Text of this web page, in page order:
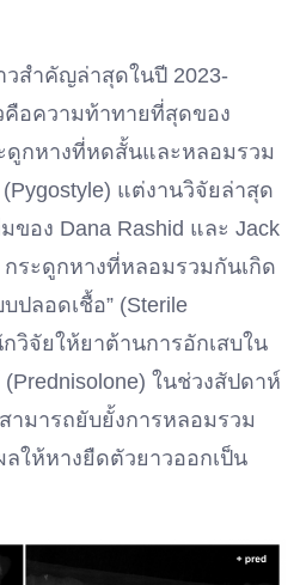
วสำคัญล่าสุดในปี 2023-
คือความท้าทายที่สุดของ
ดูกหางที่หดสั้นและหลอมรวม
(Pygostyle) แต่งานวิจัยล่าสุด
ของ Dana Rashid และ Jack
กระดูกหางที่หลอมรวมกันเกิด
ปลอดเชื้อ” (Sterile
วิจัยให้ยาต้านการอักเสบใน
ในช่วงสัปดาห์
ามารถยับยั้งการหลอมรวม
ลให้หางยืดตัวยาวออกเป็น